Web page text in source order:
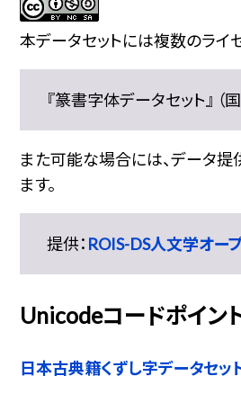
本データセットには複数のライ
『篆書字体データセット』
また可能な場合には、データ
ます。
提供： ROIS-DS人文学オー
Unicodeコードポイン
日本古典籍くずし字データセッ